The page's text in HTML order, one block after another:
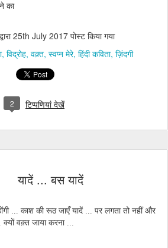
का
25th July 2017पोस्ट किया गया
विद्रोह वक़्त स्वप्न मेरे हिंदी कविता ज़िंदगी
2 टिप्पणियां देखें
यादें ... बस यादें
... काश की रूठ जाएँ यादें ... पर लगता तो नहीं और
वक़्त जाया करना ...